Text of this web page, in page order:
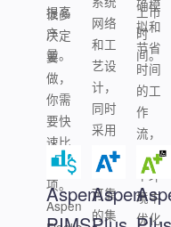
提高
产
量。
上市
时
间。
很多
决定
要
做，
你需
要快
速比
较选
项。
Aspen
网络
和工
艺设
计，
同时
采用
快
速、
可靠
的集
确模
拟和
节省
时间
的工
作
流，
在一
个环
境中
优化
AspenAspen